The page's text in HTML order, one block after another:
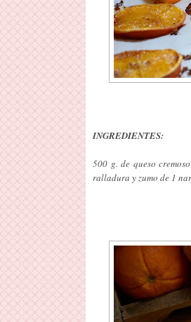
INGREDIENTES:
500 g. de queso
ralladura y zumo de 1